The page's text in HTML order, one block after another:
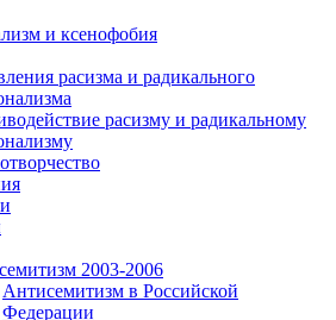
и ксенофобия
расизма и радикального
расизму и радикальному
2003-2006
Антисемитизм в Российской
Федерации